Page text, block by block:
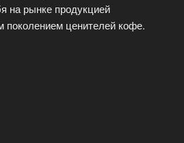
на рынке продукцией
поколением ценителей кофе.